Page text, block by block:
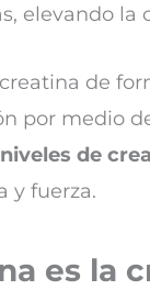
elevando la
de
por medio
de
y fuerza.
es la